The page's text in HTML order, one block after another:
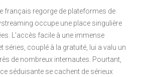
français regorge de plateformes de
occupe une place singulière
L’accès facile à une immense
séries, couplé à la gratuité, lui a valu un
de nombreux internautes. Pourtant,
séduisante se cachent de sérieux